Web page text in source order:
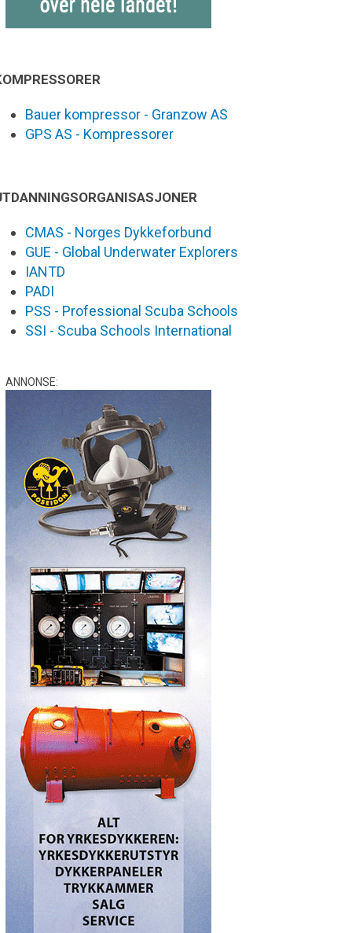
Bauer kompressor - Granzow AS
GPS AS - Kompressorer
CMAS - Norges Dykkeforbund
GUE - Global Underwater Explorers
IANTD
PADI
PSS - Professional Scuba Schools
SSI - Scuba Schools International
ANNONSE: